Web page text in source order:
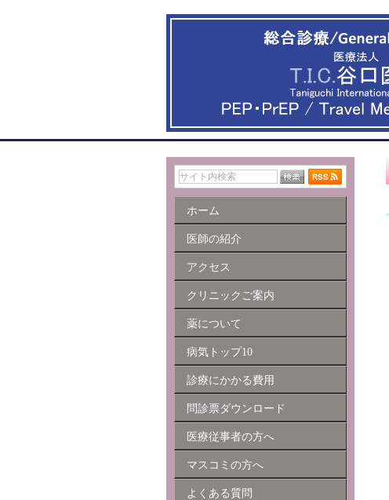
ホーム
医師の紹介
アクセス
クリニックご案内
薬について
病気トップ10
診療にかかる費用
問診票ダウンロード
医療従事者の方へ
マスコミの方へ
よくある質問